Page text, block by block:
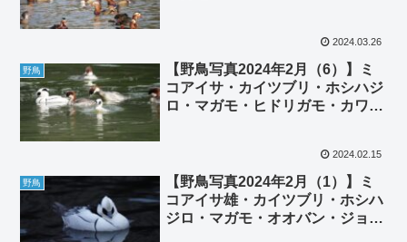
2024.03.26
野鳥
【野鳥写真2024年2月（6）】ミ
コアイサ・カイツブリ・ホシハジ
ロ・マガモ・ヒドリガモ・カワセ
2024.02.15
野鳥
【野鳥写真2024年2月（1）】ミ
コアイサ雄・カイツブリ・ホシハ
ジロ・マガモ・オオバン・ジョウ